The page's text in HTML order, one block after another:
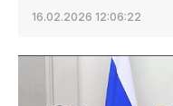
16.02.2026 12:06:22